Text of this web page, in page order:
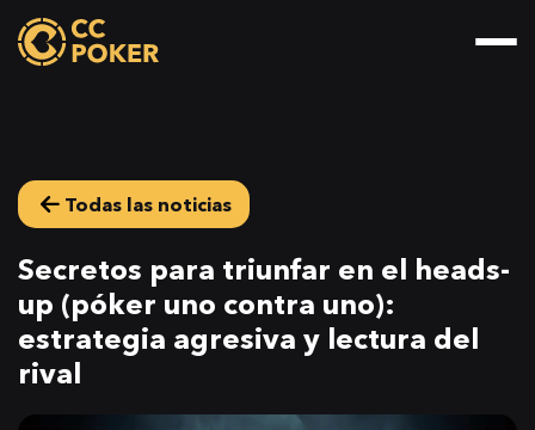
Todas las noticias
Secretos para triunfar en el heads-
up (póker uno contra uno):
estrategia agresiva y lectura del
rival